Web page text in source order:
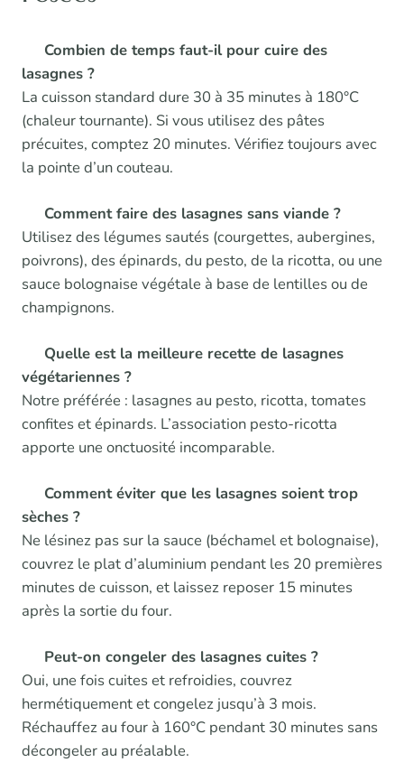
Combien de temps faut-il pour cuire des
lasagnes ?
La cuisson standard dure 30 à 35 minutes à 180°C
(chaleur tournante). Si vous utilisez des pâtes
précuites, comptez 20 minutes. Vérifiez toujours avec
la pointe d’un couteau.
Comment faire des lasagnes sans viande ?
Utilisez des légumes sautés (courgettes, aubergines,
poivrons), des épinards, du pesto, de la ricotta, ou une
sauce bolognaise végétale à base de lentilles ou de
champignons.
Quelle est la meilleure recette de lasagnes
végétariennes ?
Notre préférée : lasagnes au pesto, ricotta, tomates
confites et épinards. L’association pesto-ricotta
apporte une onctuosité incomparable.
Comment éviter que les lasagnes soient trop
sèches ?
Ne lésinez pas sur la sauce (béchamel et bolognaise),
couvrez le plat d’aluminium pendant les 20 premières
minutes de cuisson, et laissez reposer 15 minutes
après la sortie du four.
Peut-on congeler des lasagnes cuites ?
Oui, une fois cuites et refroidies, couvrez
hermétiquement et congelez jusqu’à 3 mois.
Réchauffez au four à 160°C pendant 30 minutes sans
décongeler au préalable.